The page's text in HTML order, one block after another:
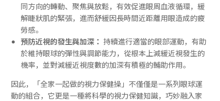
同方向的轉動、聚焦與放鬆，有效促進眼周血液循環，緩
解睫狀肌的緊張，進而舒緩因長時間近距離用眼造成的疲
勞感。
預防近視的發生與加深： 持續進行適當的眼部運動，有助
於維持眼球的彈性與調節能力，從根本上減緩近視發生的
機率，並對減緩近視度數的加深有積極的輔助作用。
因此，「全家一起做的視力保健操」不僅僅是一系列眼球運
動的組合，它更是一種將科學的視力保健知識，巧妙融入家